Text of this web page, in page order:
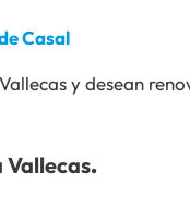
Casal
y desean
.